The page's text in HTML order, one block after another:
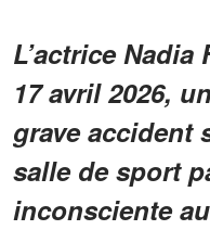
L’actrice Nadia
17 avril 2026,
grave accident
salle de sport
inconsciente